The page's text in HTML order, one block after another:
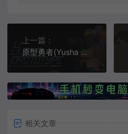
上一篇：
原型勇者(Yusha Prototype)繁中|PC|ACT|横向卷轴动作游戏
相关文章